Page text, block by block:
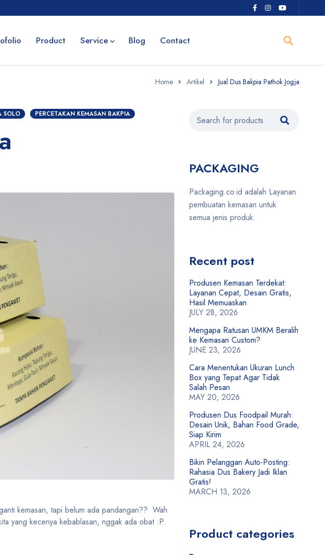
Product Service Blog Contact
Home Artikel Jual Dus Bakpia Pathok Jogja
SOLO PERCETAKAN KEMASAN BAKPIA
kemasan, tapi belum ada pandangan?? Wah
yang kecenya kebablasan, nggak ada obat :P.
PACKAGING
Packaging.co.id adalah Layanan
pembuatan kemasan untuk
semua jenis produk.
Recent post
Produsen Kemasan Terdekat:
Layanan Cepat, Desain Gratis,
Hasil Memuaskan
JULY 28, 2026
Mengapa Ratusan UMKM Beralih
ke Kemasan Custom?
JUNE 23, 2026
Cara Menentukan Ukuran Lunch
Box yang Tepat Agar Tidak
Salah Pesan
MAY 20, 2026
Produsen Dus Foodpail Murah:
Desain Unik, Bahan Food Grade,
Siap Kirim
APRIL 24, 2026
Bikin Pelanggan Auto-Posting:
Rahasia Dus Bakery Jadi Iklan
Gratis!
MARCH 13, 2026
Product categories